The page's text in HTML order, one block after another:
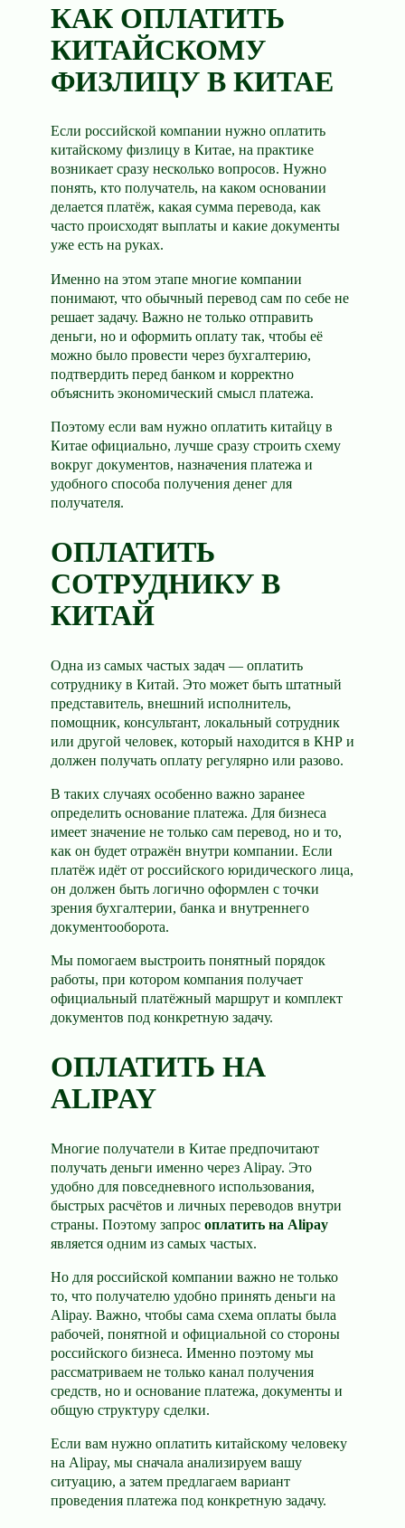
КАК ОПЛАТИТЬ
КИТАЙСКОМУ
ФИЗЛИЦУ В КИТАЕ
Если российской компании нужно оплатить
китайскому физлицу в Китае, на практике
возникает сразу несколько вопросов. Нужно
понять, кто получатель, на каком основании
делается платёж, какая сумма перевода, как
часто происходят выплаты и какие документы
уже есть на руках.
Именно на этом этапе многие компании
понимают, что обычный перевод сам по себе не
решает задачу. Важно не только отправить
деньги, но и оформить оплату так, чтобы её
можно было провести через бухгалтерию,
подтвердить перед банком и корректно
объяснить экономический смысл платежа.
Поэтому если вам нужно оплатить китайцу в
Китае официально, лучше сразу строить схему
вокруг документов, назначения платежа и
удобного способа получения денег для
получателя.
ОПЛАТИТЬ
СОТРУДНИКУ В
КИТАЙ
Одна из самых частых задач — оплатить
сотруднику в Китай. Это может быть штатный
представитель, внешний исполнитель,
помощник, консультант, локальный сотрудник
или другой человек, который находится в КНР и
должен получать оплату регулярно или разово.
В таких случаях особенно важно заранее
определить основание платежа. Для бизнеса
имеет значение не только сам перевод, но и то,
как он будет отражён внутри компании. Если
платёж идёт от российского юридического лица,
он должен быть логично оформлен с точки
зрения бухгалтерии, банка и внутреннего
документооборота.
Мы помогаем выстроить понятный порядок
работы, при котором компания получает
официальный платёжный маршрут и комплект
документов под конкретную задачу.
ОПЛАТИТЬ НА
ALIPAY
Многие получатели в Китае предпочитают
получать деньги именно через Alipay. Это
удобно для повседневного использования,
быстрых расчётов и личных переводов внутри
страны. Поэтому запрос оплатить на Alipay
является одним из самых частых.
Но для российской компании важно не только
то, что получателю удобно принять деньги на
Alipay. Важно, чтобы сама схема оплаты была
рабочей, понятной и официальной со стороны
российского бизнеса. Именно поэтому мы
рассматриваем не только канал получения
средств, но и основание платежа, документы и
общую структуру сделки.
Если вам нужно оплатить китайскому человеку
на Alipay, мы сначала анализируем вашу
ситуацию, а затем предлагаем вариант
проведения платежа под конкретную задачу.